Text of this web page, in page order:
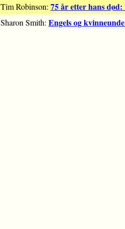
Tim Robinson: 75 år etter hans
Sharon Smith: Engels og